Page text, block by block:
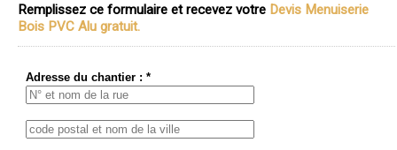
Remplissez ce formulaire et recevez votre Devis Menuiserie
Bois PVC Alu gratuit.
Adresse du chantier : *